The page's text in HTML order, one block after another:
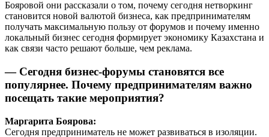
Бояровой они рассказали о том, почему сегодня нетворкинг
становится новой валютой бизнеса, как предпринимателям
получать максимальную пользу от форумов и почему именно
локальный бизнес сегодня формирует экономику Казахстана и
как связи часто решают больше, чем реклама.
— Сегодня бизнес-форумы становятся все
популярнее. Почему предпринимателям важно
посещать такие мероприятия?
Маргарита Боярова:
Сегодня предприниматель не может развиваться в изоляции.